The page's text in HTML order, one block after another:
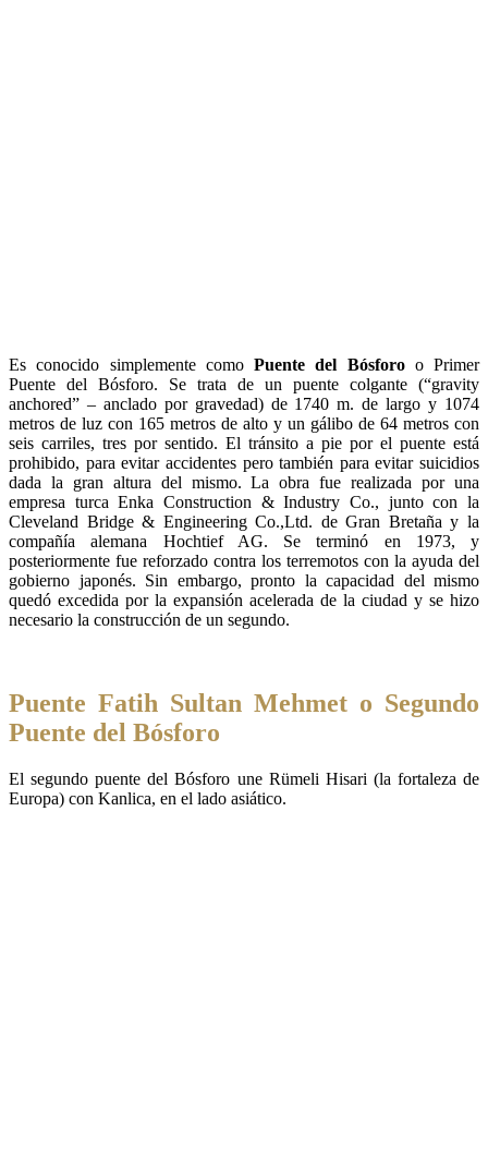
Es conocido simplemente como Puente del Bósforoo Primer
Puente del Bósforo. Se trata de un puente colgante (“gravity
anchored” – anclado por gravedad) de 1740 m. de largo y 1074
metros de luz con 165 metros de alto y un gálibo de 64 metros con
seis carriles, tres por sentido. El tránsito a pie por el puente está
prohibido, para evitar accidentes pero también para evitar suicidios
dada la gran altura del mismo. La obra fue realizada por una
empresa turca Enka Construction & Industry Co., junto con la
Cleveland Bridge & Engineering Co.,Ltd. de Gran Bretaña y la
compañía alemana Hochtief AG. Se terminó en 1973, y
posteriormente fue reforzado contra los terremotos con la ayuda del
gobierno japonés. Sin embargo, pronto la capacidad del mismo
quedó excedida por la expansión acelerada de la ciudad y se hizo
necesario la construcción de un segundo.
Puente Fatih Sultan Mehmet o Segundo
Puente del Bósforo
El segundo puente del Bósforo une Rümeli Hisari (la fortaleza de
Europa) con Kanlica, en el lado asiático.